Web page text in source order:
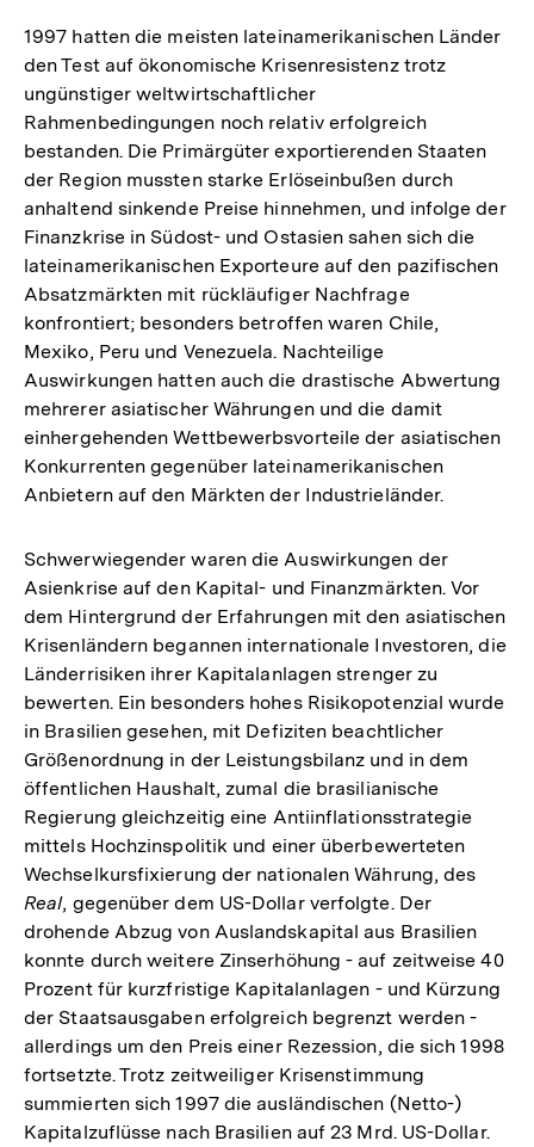
1997 hatten die meisten lateinamerikanischen Länder
den Test auf ökonomische Krisenresistenz trotz
ungünstiger weltwirtschaftlicher
Rahmenbedingungen noch relativ erfolgreich
bestanden. Die Primärgüter exportierenden Staaten
der Region mussten starke Erlöseinbußen durch
anhaltend sinkende Preise hinnehmen, und infolge der
Finanzkrise in Südost- und Ostasien sahen sich die
lateinamerikanischen Exporteure auf den pazifischen
Absatzmärkten mit rückläufiger Nachfrage
konfrontiert; besonders betroffen waren Chile,
Mexiko, Peru und Venezuela. Nachteilige
Auswirkungen hatten auch die drastische Abwertung
mehrerer asiatischer Währungen und die damit
einhergehenden Wettbewerbsvorteile der asiatischen
Konkurrenten gegenüber lateinamerikanischen
Anbietern auf den Märkten der Industrieländer.
Schwerwiegender waren die Auswirkungen der
Asienkrise auf den Kapital- und Finanzmärkten. Vor
dem Hintergrund der Erfahrungen mit den asiatischen
Krisenländern begannen internationale Investoren, die
Länderrisiken ihrer Kapitalanlagen strenger zu
bewerten. Ein besonders hohes Risikopotenzial wurde
in Brasilien gesehen, mit Defiziten beachtlicher
Größenordnung in der Leistungsbilanz und in dem
öffentlichen Haushalt, zumal die brasilianische
Regierung gleichzeitig eine Antiinflationsstrategie
mittels Hochzinspolitik und einer überbewerteten
Wechselkursfixierung der nationalen Währung, des
Real, gegenüber dem US-Dollar verfolgte. Der
drohende Abzug von Auslandskapital aus Brasilien
konnte durch weitere Zinserhöhung - auf zeitweise 40
Prozent für kurzfristige Kapitalanlagen - und Kürzung
der Staatsausgaben erfolgreich begrenzt werden -
allerdings um den Preis einer Rezession, die sich 1998
fortsetzte. Trotz zeitweiliger Krisenstimmung
summierten sich 1997 die ausländischen (Netto-)
Kapitalzuflüsse nach Brasilien auf 23 Mrd. US-Dollar.